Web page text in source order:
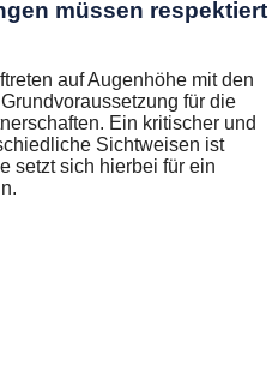
müssen respektiert
auf Augenhöhe mit den
für die
Ein kritischer und
Sichtweisen ist
setzt sich hierbei für ein